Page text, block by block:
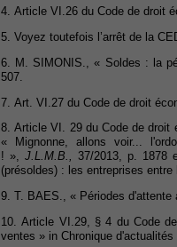
4. Article VI.26 du Code de droit
5. Voyez toutefois l’arrêt de la
6. M. SIMONIS., « Soldes : la
507.
7. Art. VI.27 du Code de droit
8. Article VI. 29 du Code de droit
« Mignonne, allons voir...
! », J.L.M.B., 37/2013, p. 1878
(présoldes) : les entreprises
9. T. BAES., « Périodes d'attente
10. Article VI.29, § 4 du Code
ventes » in Chronique